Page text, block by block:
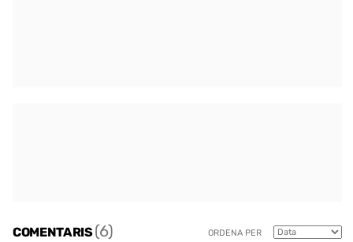
COMENTARIS(6) ORDENA PER